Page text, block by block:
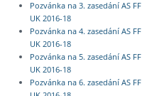
Pozvánka na 3. zasedání AS FF
UK 2016-18
Pozvánka na 4. zasedání AS FF
UK 2016-18
Pozvánka na 5. zasedání AS FF
UK 2016-18
Pozvánka na 6. zasedání AS FF